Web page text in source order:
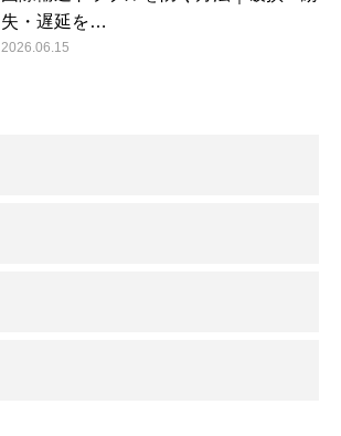
失・遅延を…
2026.06.15